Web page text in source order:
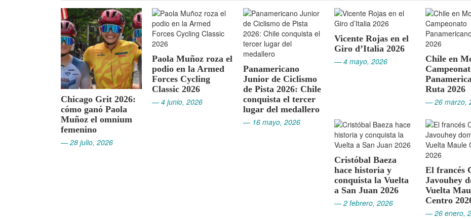
Chicago Grit 2026:
cómo ganó Paola
Muñoz el omnium
femenino
— 28 julio, 2026
Paola Muñoz roza el
podio en la Armed
Forces Cycling
Classic 2026
— 4 junio, 2026
Panamericano
Junior de Ciclismo
de Pista 2026: Chile
conquista el tercer
lugar del medallero
— 16 mayo, 2026
Vicente Rojas en el
Giro d’Italia 2026
— 4 mayo, 2026
Chile en
Ruta 2026
— 26 marzo,
Cristóbal Baeza
hace historia y
conquista la Vuelta
a San Juan 2026
— 2 febrero, 2026
El francés
Javouhey
Vuelta
Centro
— 26 enero,